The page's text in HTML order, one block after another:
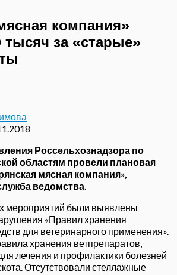
компания»
тысяч за «старые»
Россельхознадзора по
областям провели плановая
мясная компания»,
ведомства.
мероприятий были выявлены
«Правил хранения
для ветеринарного применения».
хранения ветпрепаратов,
лечения и профилактики болезней
Отсутствовали стеллажные